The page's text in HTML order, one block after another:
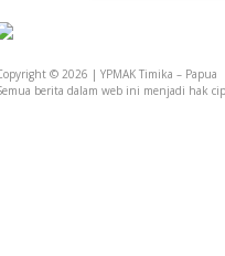
© 2026 | YPMAK Timika – Papua
berita dalam web ini menjadi hak